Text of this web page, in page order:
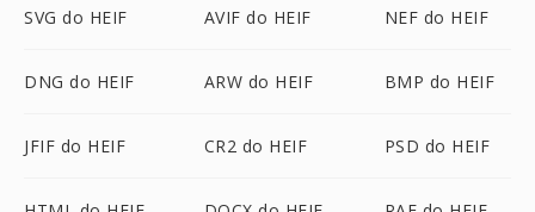
SVG do HEIF AVIF do HEIF NEF do HEIF
DNG do HEIF ARW do HEIF BMP do HEIF
JFIF do HEIF CR2 do HEIF PSD do HEIF